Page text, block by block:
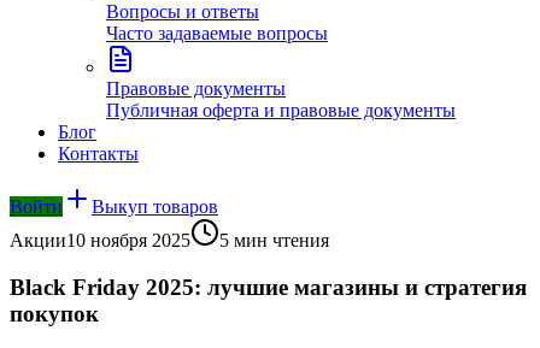
Вопросы и ответы
Часто задаваемые вопросы
Правовые документы
Публичная оферта и правовые документы
Блог
Контакты
Войти
Выкуп товаров
Акции10 ноября 2025 5 мин чтения
Black Friday 2025: лучшие магазины и стратегия
покупок